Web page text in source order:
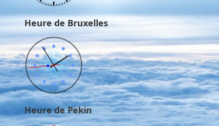
Heure de Bruxelles
Heure de Pekin